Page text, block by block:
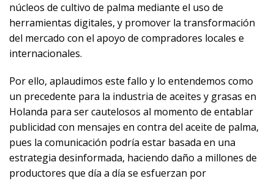
núcleos de cultivo de palma mediante el uso de
herramientas digitales, y promover la transformación
del mercado con el apoyo de compradores locales e
internacionales.
Por ello, aplaudimos este fallo y lo entendemos como
un precedente para la industria de aceites y grasas en
Holanda para ser cautelosos al momento de entablar
publicidad con mensajes en contra del aceite de palma,
pues la comunicación podría estar basada en una
estrategia desinformada, haciendo daño a millones de
productores que día a día se esfuerzan por